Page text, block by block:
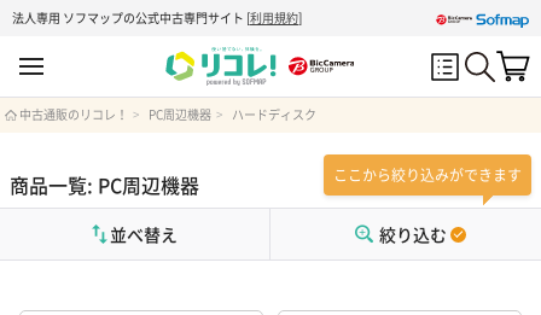
法人専用 ソフマップの公式中古専門サイト [利用規約]
中古通販のリコレ！ PC周辺機器 ハードディスク
商品一覧: PC周辺機器 ここから絞り込みができます
絞り込む
並べ替え